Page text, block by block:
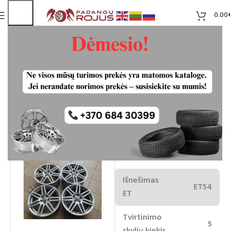
0.00
Audi S Line Ronal ratlankiai 5×112 R18
IŠPARD
UOTA
75.00€
65.00€
Ratlankio
skersmuo
18
Išnešimas
ET
ET54
Tvirtinimo
5